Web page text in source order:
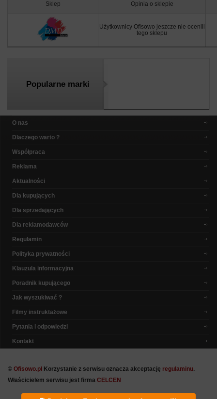
Sklep Opinia o sklepie
Użytkownicy Ofisowo jeszcze nie ocenili
tego sklepu
Popularne marki
O nas
Dlaczego warto ?
Współpraca
Reklama
Aktualności
Dla kupujących
Dla sprzedających
Dla reklamodawców
Regulamin
Polityka prywatności
Klauzula informacyjna
Poradnik kupującego
Jak wyszukiwać ?
Filmy instruktażowe
Pytania i odpowiedzi
Kontakt
© Ofisowo.pl Korzystanie z serwisu oznacza akceptację regulaminu.
Właścicielem serwisu jest firma CELCEN